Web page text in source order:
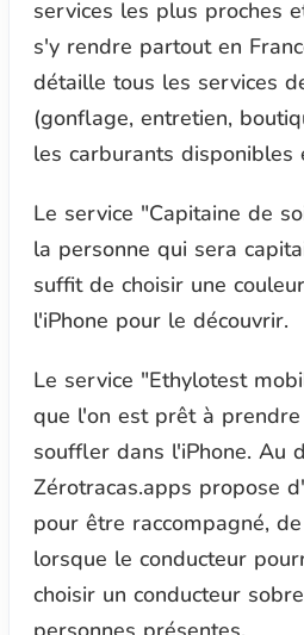
services les plus proches
s'y rendre partout en
détaille tous les services
(gonflage, entretien,
les carburants disponibles
Le service "Capitaine de
la personne qui sera
suffit de choisir une
l'iPhone pour le découvrir.
Le service "Ethylotest
que l'on est prêt à
souffler dans l'iPhone. Au
Zérotracas.apps propose
pour être raccompagné,
lorsque le conducteur
choisir un conducteur